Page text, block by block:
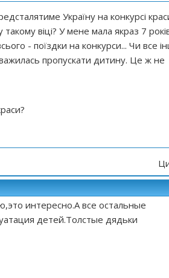
Україну на конкурсі
віці? У мене мала якраз 7
- поїздки на конкурси... Чи все
пропускати дитину. Це ж не
интересно.А все остальные
детей.Толстые дядьки